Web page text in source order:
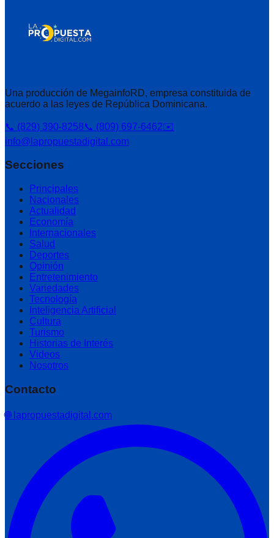
Una producción de MegainfoRD, empresa constituida de
acuerdo a las leyes de República Dominicana.
📞 (829) 390-8258📞 (809) 697-6462✉️
info@lapropuestadigital.com
Secciones
Principales
Nacionales
Actualidad
Economía
Internacionales
Salud
Deportes
Opinión
Entretenimiento
Variedades
Tecnología
Inteligencia Artificial
Cultura
Turismo
Historias de Interés
Videos
Nosotros
Contacto
🌐 lapropuestadigital.com